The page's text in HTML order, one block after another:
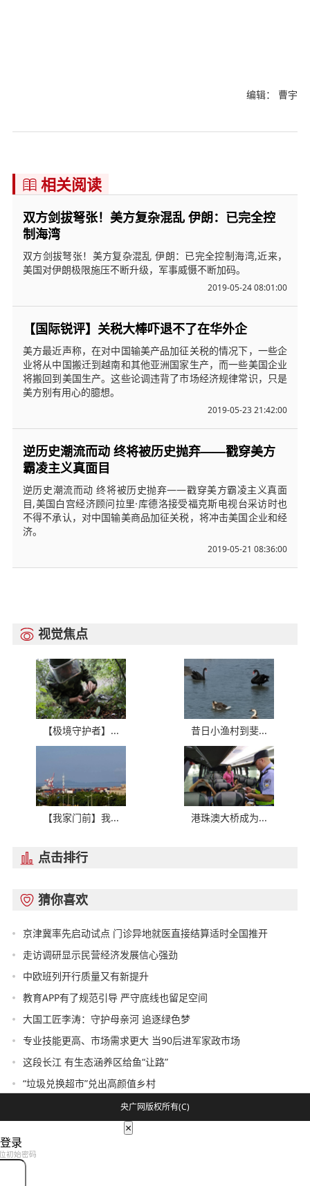
编辑： 曹宇
 相关阅读
双方剑拔弩张！美方复杂混乱 伊朗：已完全控
制海湾
双方剑拔弩张！美方复杂混乱 伊朗：已完全控制海湾,近来，
美国对伊朗极限施压不断升级，军事威慑不断加码。
2019-05-24 08:01:00
【国际锐评】关税大棒吓退不了在华外企
美方最近声称，在对中国输美产品加征关税的情况下，一些企
业将从中国搬迁到越南和其他亚洲国家生产，而一些美国企业
将搬回到美国生产。这些论调违背了市场经济规律常识，只是
美方别有用心的臆想。
2019-05-23 21:42:00
逆历史潮流而动 终将被历史抛弃——戳穿美方
霸凌主义真面目
逆历史潮流而动 终将被历史抛弃——戳穿美方霸凌主义真面
目,美国白宫经济顾问拉里·库德洛接受福克斯电视台采访时也
不得不承认，对中国输美商品加征关税，将冲击美国企业和经
济。
2019-05-21 08:36:00
 视觉焦点
【极境守护者】... 昔日小渔村到斐...
【我家门前】我... 港珠澳大桥成为...
 点击排行
 猜你喜欢
京津冀率先启动试点 门诊异地就医直接结算适时全国推开
走访调研显示民营经济发展信心强劲
中欧班列开行质量又有新提升
教育APP有了规范引导 严守底线也留足空间
大国工匠李涛：守护母亲河 追逐绿色梦
专业技能更高、市场需求更大 当90后进军家政市场
这段长江 有生态涵养区给鱼“让路”
“垃圾兑换超市”兑出高颜值乡村
央广网版权所有(C)
×
录
初始密码